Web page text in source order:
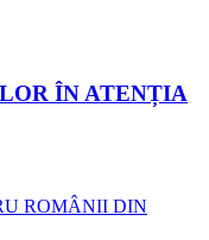
ÎN ATENȚIA